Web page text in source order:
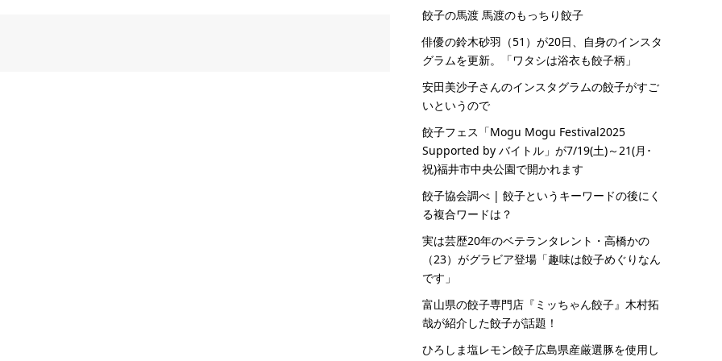
餃子の馬渡 馬渡のもっちり餃子
俳優の鈴木砂羽（51）が20日、自身のインスタ
グラムを更新。「ワタシは浴衣も餃子柄」
安田美沙子さんのインスタグラムの餃子がすご
いというので
餃子フェス「Mogu Mogu Festival2025
Supported by バイトル」が7/19(土)～21(月･
祝)福井市中央公園で開かれます
餃子協会調べ | 餃子というキーワードの後にく
る複合ワードは？
実は芸歴20年のベテランタレント・高橋かの
（23）がグラビア登場「趣味は餃子めぐりなん
です」
富山県の餃子専門店『ミッちゃん餃子』木村拓
哉が紹介した餃子が話題！
ひろしま塩レモン餃子広島県産厳選豚を使用し